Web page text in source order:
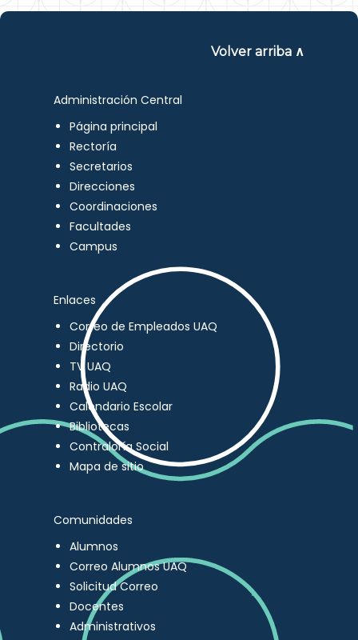
Volver arriba ∧
Administración Central
Página principal
Rectoría
Secretarios
Direcciones
Coordinaciones
Facultades
Campus
Enlaces
Correo de Empleados UAQ
Directorio
TV UAQ
Radio UAQ
Calendario Escolar
Bibliotecas
Contraloría Social
Mapa de sitio
Comunidades
Alumnos
Correo Alumnos UAQ
Solicitud Correo
Docentes
Administrativos